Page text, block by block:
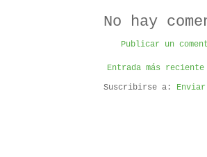
No hay
Publicar un
Entrada más reciente
Suscribirse a: